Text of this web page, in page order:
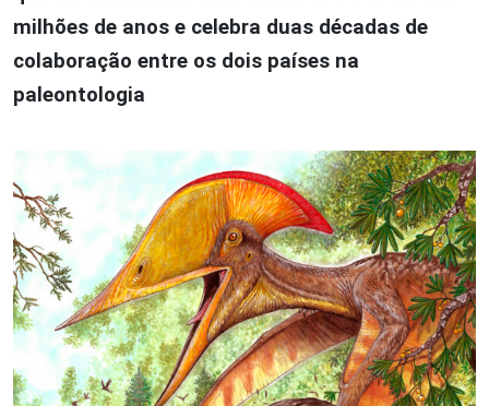
milhões de anos e celebra duas décadas de
colaboração entre os dois países na
paleontologia